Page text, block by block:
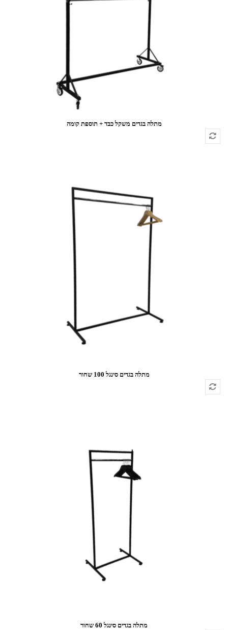
מתלה בגדים משקל כבד + תוספת קומה
מתלה בגדים סינגל 100 שחור
מתלה בגדים סינגל 60 שחור